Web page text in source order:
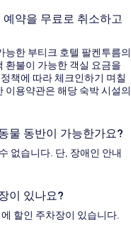
약을 무료로 취소하고
능한 부티크 호텔 팔켄투름의
환불이 가능한 객실 요금을
책에 따라 체크인하기 며칠
이용약관은 해당 숙박 시설의
물 동반이 가능한가요?
없습니다. 단, 장애인 안내
이 있나요?
할인 주차장이 있습니다.